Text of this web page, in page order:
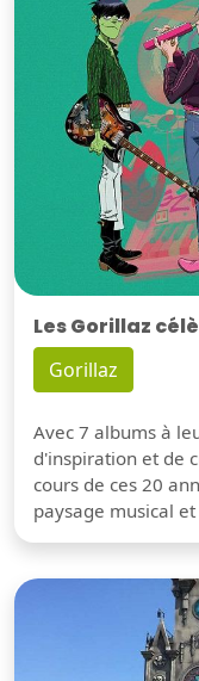
Les Gorillaz
Gorillaz
Avec 7 albums à
d'inspiration et de
cours de ces 20
paysage musical